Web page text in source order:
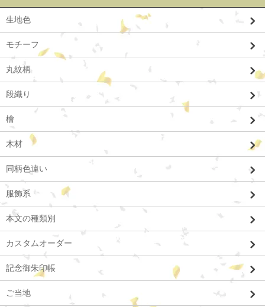
生地色
モチーフ
丸紋柄
段織り
檜
木材
同柄色違い
服飾系
本文の種類別
カスタムオーダー
記念御朱印帳
ご当地